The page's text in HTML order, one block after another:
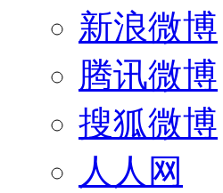
新浪微博
腾讯微博
搜狐微博
人人网